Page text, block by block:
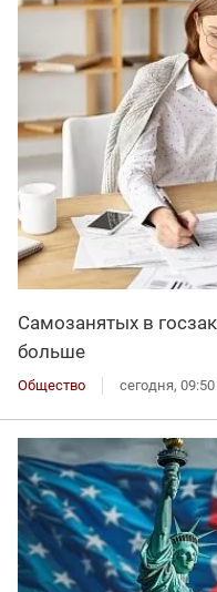
Самозанятых в
больше
Общество сегодня, 09:50